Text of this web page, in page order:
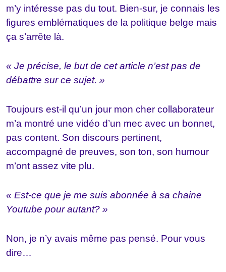
m’y intéresse pas du tout. Bien-sur, je connais les
figures emblématiques de la politique belge mais
ça s’arrête là.
« Je précise, le but de cet article n’est pas de
débattre sur ce sujet. »
Toujours est-il qu’un jour mon cher collaborateur
m’a montré une vidéo d’un mec avec un bonnet,
pas content. Son discours pertinent,
accompagné de preuves, son ton, son humour
m’ont assez vite plu.
« Est-ce que je me suis abonnée à sa chaine
Youtube pour autant? »
Non, je n’y avais même pas pensé. Pour vous
dire…